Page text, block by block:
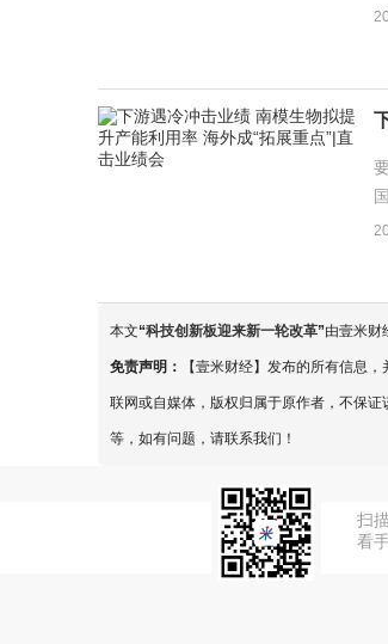
本文“科技创新板迎来新一轮改革”由壹米财
免责声明： 【壹米财经】发布的所有信息
联网或自媒体，版权归属于原作者，不保
等，如有问题，请联系我们！
扫
看